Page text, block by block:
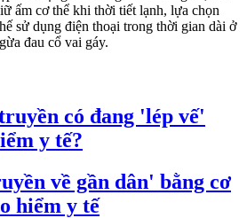
ấm cơ thể khi thời tiết lạnh, lựa chọn
sử dụng điện thoại trong thời gian dài ở
đau cổ vai gáy.
có đang 'lép vế'
y tế?
về gần dân' bằng cơ
hiểm y tế